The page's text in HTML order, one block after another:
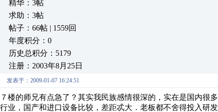
精华：3帖
求助：3帖
帖子：66帖 | 1559回
年度积分：0
历史总积分：5179
注册：2003年8月25日
发表于：2009-01-07 16:24:51
７楼的师兄有点急了？其实我民族感情很深的，实在是国内很
行业，国产和进口设备比较，差距忒大．老板都不舍得投入研